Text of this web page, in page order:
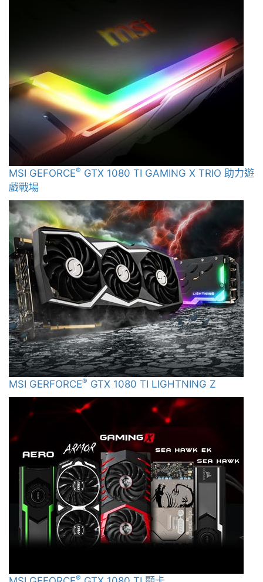
MSI GEFORCE® GTX 1080 TI GAMING X TRIO 助力遊
戲戰場
MSI GERFORCE® GTX 1080 TI LIGHTNING Z
®